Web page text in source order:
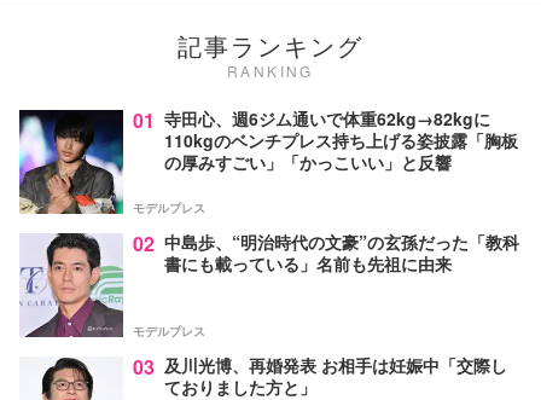
記事ランキング
RANKING
01 寺田心、週6ジム通いで体重62kg→82kgに
110kgのベンチプレス持ち上げる姿披露「胸板
の厚みすごい」「かっこいい」と反響
モデルプレス
02 中島歩、“明治時代の文豪”の玄孫だった「教科
書にも載っている」名前も先祖に由来
モデルプレス
03 及川光博、再婚発表 お相手は妊娠中「交際し
ておりました方と」